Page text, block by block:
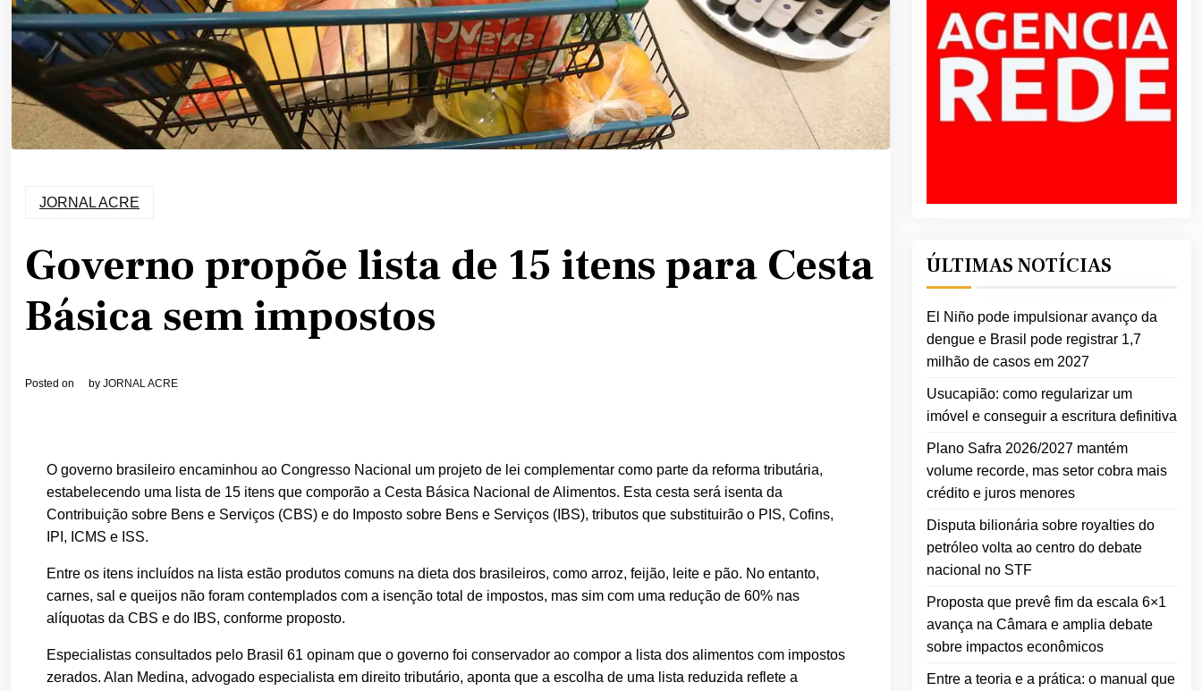
JORNAL ACRE
Governo propõe lista de 15 itens para Cesta
Básica sem impostos
Posted on by JORNAL ACRE
O governo brasileiro encaminhou ao Congresso Nacional um projeto de lei complementar como parte da reforma tributária,
estabelecendo uma lista de 15 itens que comporão a Cesta Básica Nacional de Alimentos. Esta cesta será isenta da
Contribuição sobre Bens e Serviços (CBS) e do Imposto sobre Bens e Serviços (IBS), tributos que substituirão o PIS, Cofins,
IPI, ICMS e ISS.
Entre os itens incluídos na lista estão produtos comuns na dieta dos brasileiros, como arroz, feijão, leite e pão. No entanto,
carnes, sal e queijos não foram contemplados com a isenção total de impostos, mas sim com uma redução de 60% nas
alíquotas da CBS e do IBS, conforme proposto.
Especialistas consultados pelo Brasil 61 opinam que o governo foi conservador ao compor a lista dos alimentos com impostos
zerados. Alan Medina, advogado especialista em direito tributário, aponta que a escolha de uma lista reduzida reflete a
ÚLTIMAS NOTÍCIAS
El Niño pode impulsionar avanço da
dengue e Brasil pode registrar 1,7
milhão de casos em 2027
Usucapião: como regularizar um
imóvel e conseguir a escritura definitiva
Plano Safra 2026/2027 mantém
volume recorde, mas setor cobra mais
crédito e juros menores
Disputa bilionária sobre royalties do
petróleo volta ao centro do debate
nacional no STF
Proposta que prevê fim da escala 6×1
avança na Câmara e amplia debate
sobre impactos econômicos
Entre a teoria e a prática: o manual que